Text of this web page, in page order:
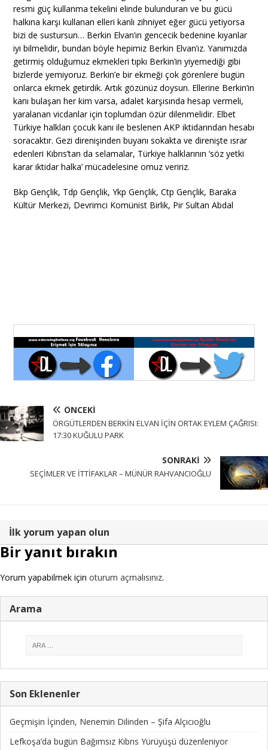
resmi güç kullanma tekelini elinde bulunduran ve bu gücü
halkına karşı kullanan elleri kanlı zihniyet eğer gücü yetiyorsa
bizi de sustursun… Berkin Elvan’ın gencecik bedenine kıyanlar
iyi bilmelidir, bundan böyle hepimiz Berkin Elvan’ız. Yanımızda
getirmiş olduğumuz ekmekleri tıpkı Berkin’in yiyemediği gibi
bizlerde yemiyoruz. Berkin’e bir ekmeği çok görenlere bugün
onlarca ekmek getirdik. Artık gözünüz doysun. Ellerine Berkin’in
kanı bulaşan her kim varsa, adalet karşısında hesap vermeli,
yaralanan vicdanlar için toplumdan özür dilenmelidir. Elbet
Türkiye halkları çocuk kanı ile beslenen AKP iktidarından hesabı
soracaktır. Gezi direnişinden buyanı sokakta ve direnişte ısrar
edenleri Kıbrıs’tan da selamalar, Türkiye halklarının ‘söz yetki
karar iktidar halka’ mücadelesine omuz veririz.
Bkp Gençlik, Tdp Gençlik, Ykp Gençlik, Ctp Gençlik, Baraka
Kültür Merkezi, Devrimci Komünist Birlik, Pir Sultan Abdal
ÖNCEKI
ÖRGÜTLERDEN BERKİN ELVAN İÇİN ORTAK EYLEM ÇAĞRISI:
17:30 KUĞULU PARK
SONRAKI
SEÇİMLER VE İTTİFAKLAR – MÜNÜR RAHVANCIOĞLU
İlk yorum yapan olun
Bir yanıt bırakın
Yorum yapabilmek için oturum açmalısınız.
Arama
Son Eklenenler
Geçmişin İçinden, Nenemin Dilinden – Şifa Alçıcıoğlu
Lefkoşa’da bugün Bağımsız Kıbrıs Yürüyüşü düzenleniyor